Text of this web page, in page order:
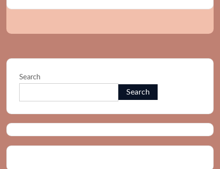
Search
Search